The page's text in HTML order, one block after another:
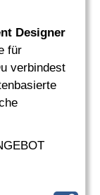
Designer
für
verbindest